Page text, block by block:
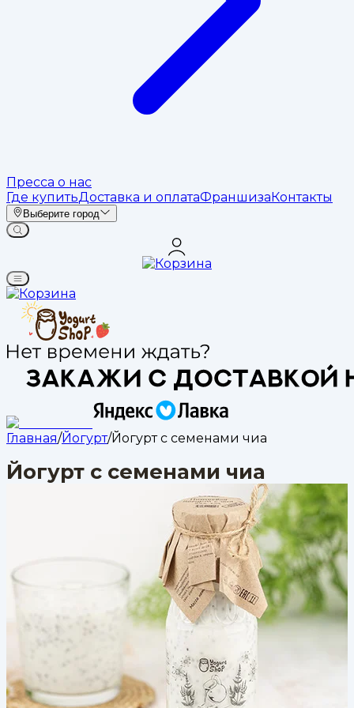
Пресса о нас
Где купитьДоставка и оплатаФраншизаКонтакты
Выберите город
Главная/Йогурт/Йогурт с семенами чиа
Йогурт с семенами чиа